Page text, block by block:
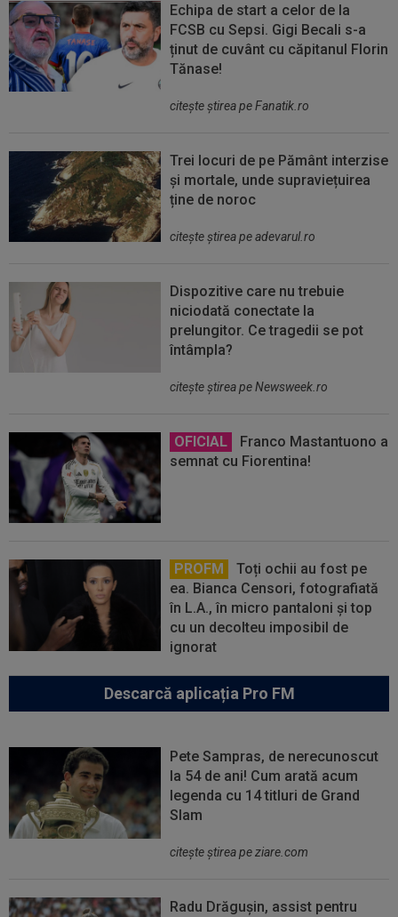
Echipa de start a celor de la
FCSB cu Sepsi. Gigi Becali s-a
ținut de cuvânt cu căpitanul Florin
Tănase!
citeşte ştirea pe Fanatik.ro
Trei locuri de pe Pământ interzise
și mortale, unde supraviețuirea
ține de noroc
citeşte ştirea pe adevarul.ro
Dispozitive care nu trebuie
niciodată conectate la
prelungitor. Ce tragedii se pot
întâmpla?
citeşte ştirea pe Newsweek.ro
OFICIAL
Franco Mastantuono a
semnat cu Fiorentina!
PROFM
Toți ochii au fost pe
ea. Bianca Censori, fotografiată
în L.A., în micro pantaloni și top
cu un decolteu imposibil de
ignorat
Descarcă aplicația Pro FM
Pete Sampras, de nerecunoscut
la 54 de ani! Cum arată acum
legenda cu 14 titluri de Grand
Slam
citeşte ştirea pe ziare.com
Radu Drăgușin, assist pentru